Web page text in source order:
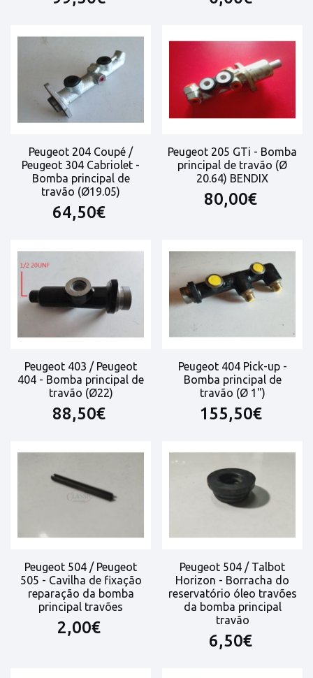
Peugeot 204 Coupé /
Peugeot 304 Cabriolet -
Bomba principal de
travão (Ø19.05)
64,50€
Peugeot 205 GTi - Bomba
principal de travão (Ø
20.64) BENDIX
80,00€
Peugeot 403 / Peugeot
404 - Bomba principal de
travão (Ø22)
88,50€
Peugeot 404 Pick-up -
Bomba principal de
travão (Ø 1")
155,50€
Peugeot 504 / Peugeot
505 - Cavilha de fixação
reparação da bomba
principal travões
2,00€
Peugeot 504 / Talbot
Horizon - Borracha do
reservatório óleo travões
da bomba principal
travão
6,50€